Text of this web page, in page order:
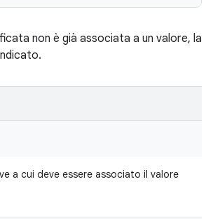
non è già associata a un valore, la
a cui deve essere associato il valore